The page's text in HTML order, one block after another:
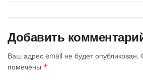
Добавить
Ваш адрес email не будет опубликован.
помечены *